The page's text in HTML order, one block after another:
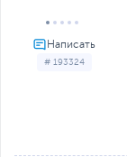
# 193324